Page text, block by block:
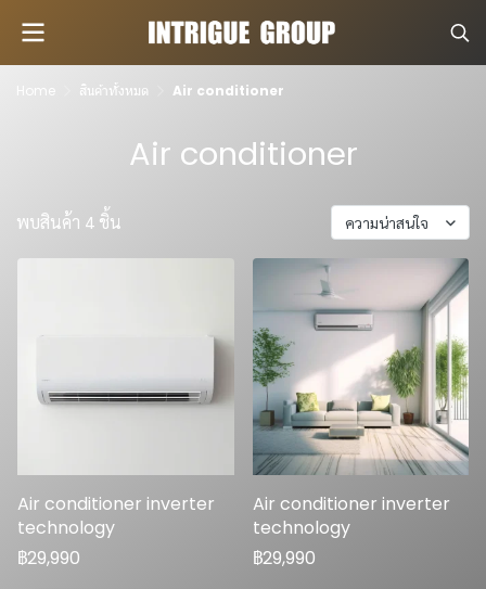
Home สินค้าทั้งหมด Air conditioner
Air conditioner
พบสินค้า 4 ชิ้น ความน่าสนใจ
Air conditioner inverter
technology
฿29,990
Air conditioner inverter
technology
฿29,990